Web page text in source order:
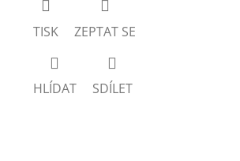
TISK ZEPTAT SE
HLÍDAT SDÍLET